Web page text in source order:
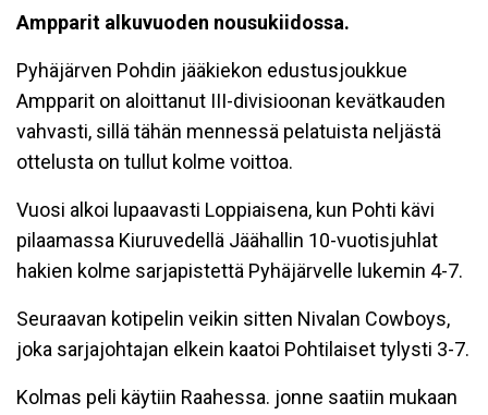
Ampparit alkuvuoden nousukiidossa.
Pyhäjärven Pohdin jääkiekon edustusjoukkue
Ampparit on aloittanut III-divisioonan kevätkauden
vahvasti, sillä tähän mennessä pelatuista neljästä
ottelusta on tullut kolme voittoa.
Vuosi alkoi lupaavasti Loppiaisena, kun Pohti kävi
pilaamassa Kiuruvedellä Jäähallin 10-vuotisjuhlat
hakien kolme sarjapistettä Pyhäjärvelle lukemin 4-7.
Seuraavan kotipelin veikin sitten Nivalan Cowboys,
joka sarjajohtajan elkein kaatoi Pohtilaiset tylysti 3-7.
Kolmas peli käytiin Raahessa. jonne saatiin mukaan